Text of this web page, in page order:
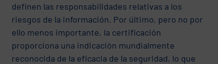
definen las responsabilidades relativas a los
riesgos de la información. Por último, pero no por
ello menos importante, la certificación
proporciona una indicación mundialmente
reconocida de la eficacia de la seguridad, lo que